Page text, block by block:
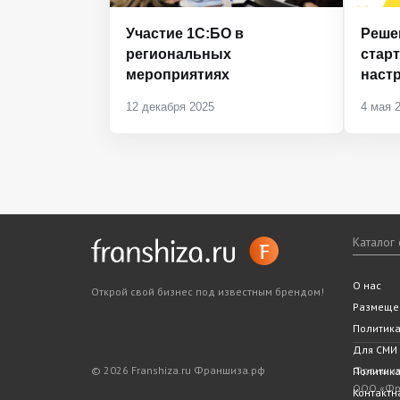
Участие 1С:БО в
региональных
мероприятиях
12 декабря 2025 4 мая
Открой свой бизнес под известным брендом! Все
Статьи
Словарь
5 шагов
О нас
Для СМИ
© 2026 Franshiza.ru Франшиза.рф
ООО